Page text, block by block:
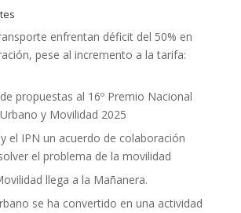
enfrentan déficit del 50% en
pese al incremento a la tarifa:
propuestas al 16º Premio Nacional
y Movilidad 2025
el IPN un acuerdo de colaboración
el problema de la movilidad
llega a la Mañanera.
se ha convertido en una actividad